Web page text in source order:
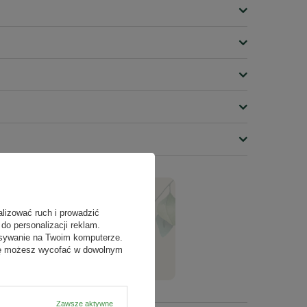
ZADAJ PYTANIE
ruch i prowadzić
personalizacji reklam.
na Twoim komputerze.
możesz wycofać w dowolnym
Zawsze aktywne